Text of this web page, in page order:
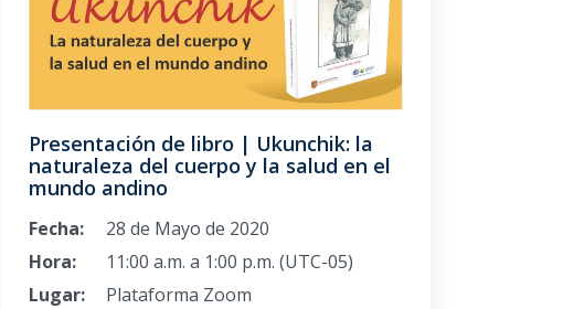
Presentación de libro | Ukunchik: la
naturaleza del cuerpo y la salud en el
mundo andino
Fecha:
28 de Mayo de 2020
Hora:
11:00 a.m. a 1:00 p.m. (UTC-05)
Lugar:
Plataforma Zoom